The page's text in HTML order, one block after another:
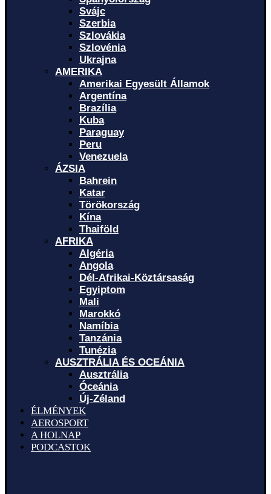
Svájc
Szerbia
Szlovákia
Szlovénia
Ukrajna
AMERIKA
Amerikai Egyesült Államok
Argentína
Brazília
Kuba
Paraguay
Peru
Venezuela
ÁZSIA
Bahrein
Katar
Törökország
Kína
Thaiföld
AFRIKA
Algéria
Angola
Dél-Afrikai-Köztársaság
Egyiptom
Mali
Marokkó
Namíbia
Tanzánia
Tunézia
AUSZTRÁLIA ÉS OCEÁNIA
Ausztrália
Óceánia
Új-Zéland
ÉLMÉNYEK
AEROSPORT
A HOLNAP
PODCASTOK